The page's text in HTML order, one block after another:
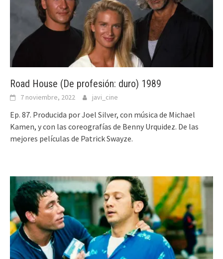
Road House (De profesión: duro) 1989
7 noviembre, 2022 javi_cine
Ep. 87. Producida por Joel Silver, con música de Michael
Kamen, y con las coreografías de Benny Urquidez. De las
mejores películas de Patrick Swayze.